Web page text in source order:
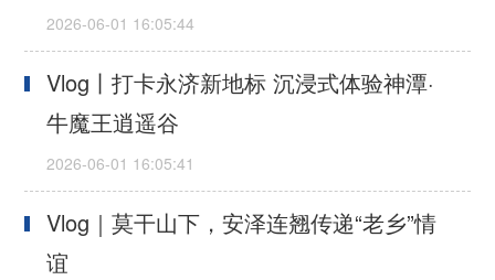
Vlog丨打卡永济新地标 沉浸式体验神潭·
牛魔王逍遥谷
Vlog｜莫干山下，安泽连翘传递“老乡”情
谊